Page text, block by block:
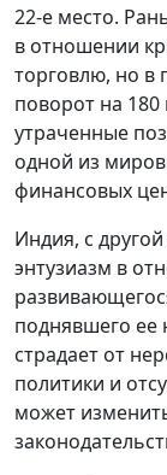
22-е место.
в отношении
торговлю, но в
поворот на 180
утраченные
одной из
финансовых
Индия, с
энтузиазм в
поднявшего ее
страдает от
политики и
может